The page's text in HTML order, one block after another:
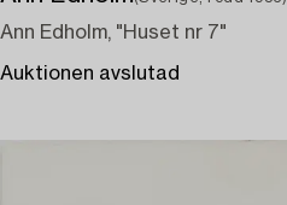
Ann Edholm, "Huset nr 7"
Auktionen avslutad